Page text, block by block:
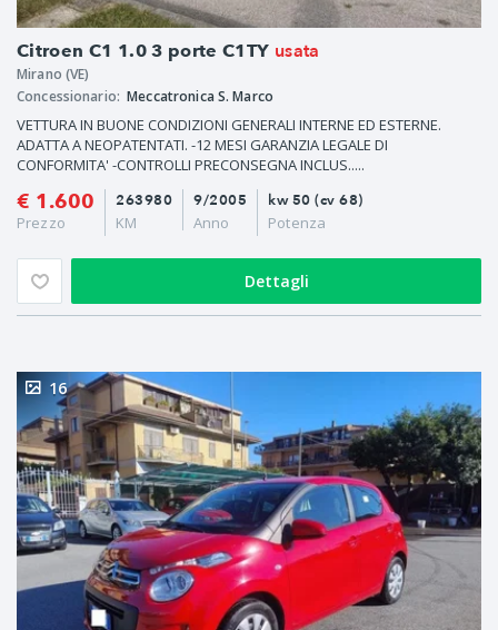
Citroen C1 1.0 3 porte C1TY usata
Mirano (VE)
Concessionario: Meccatronica S. Marco
VETTURA IN BUONE CONDIZIONI GENERALI INTERNE ED ESTERNE.
ADATTA A NEOPATENTATI. -12 MESI GARANZIA LEGALE DI
CONFORMITA' -CONTROLLI PRECONSEGNA INCLUS.....
€ 1.600
Prezzo
9/2005
Anno
263980
KM
kw 50 (cv 68)
Potenza
Dettagli
16